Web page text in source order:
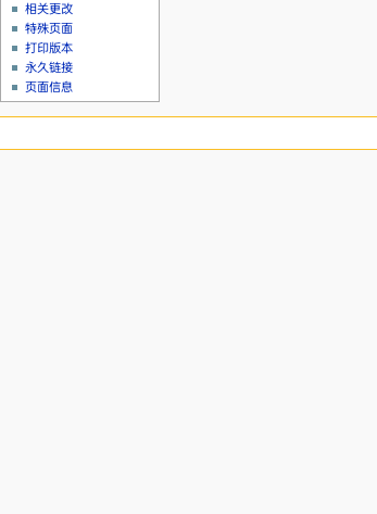
相关更改
特殊页面
打印版本
永久链接
页面信息